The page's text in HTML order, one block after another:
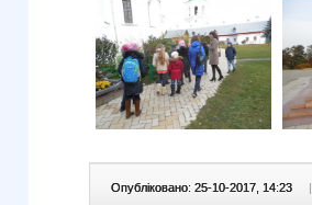
Опубліковано: 25-10-2017, 14:23 |